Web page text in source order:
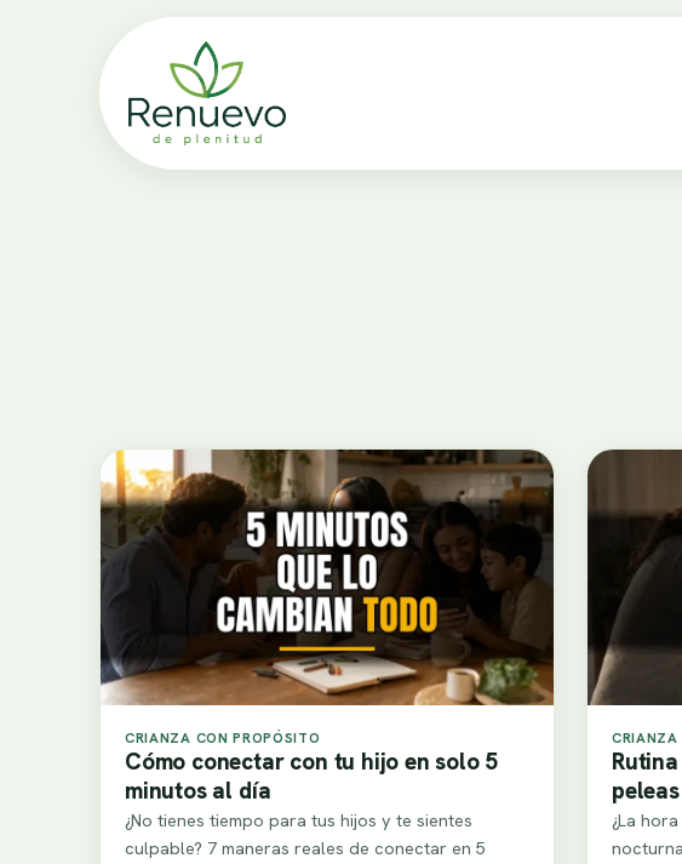
CRIANZA CON PROPÓSITO
Cómo conectar con tu hijo en solo 5
minutos al día
¿No tienes tiempo para tus hijos y te sientes
culpable? 7 maneras reales de conectar en 5
CRIANZA
peleas
¿La